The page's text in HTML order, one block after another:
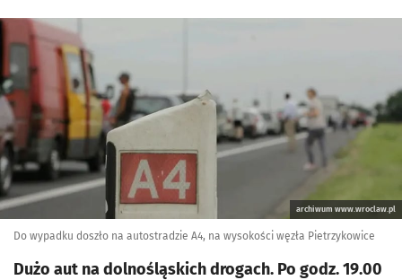
Kliknij, aby powiększyć
archiwum www.wroclaw.pl
Do wypadku doszło na autostradzie A4, na wysokości węzła Pietrzykowice
Dużo aut na dolnośląskich drogach. Po godz. 19.00